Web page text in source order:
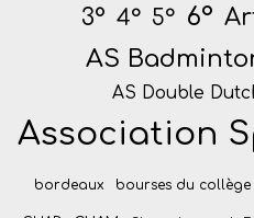
3° 4° 5° 6°
AS
AS Double
Association
bordeaux bourses du collège